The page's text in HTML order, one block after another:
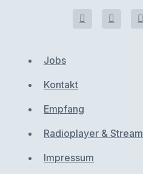
Jobs
Kontakt
Empfang
Radioplayer & Stream
Impressum